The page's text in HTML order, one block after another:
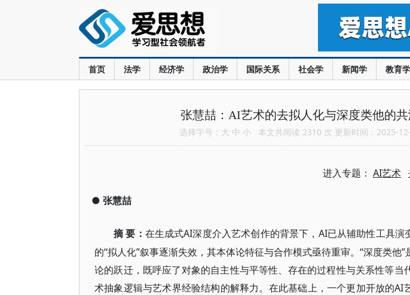
首页 法学 经济学 政治学 国际关系 社会学 新闻学 教育学
张慧喆：AI艺术的去拟人化与深度类他的共
选择字号： 大 中 小 本文共阅读 2310 次 更新时间：2025-
进入专题： AI艺术
● 张慧喆
摘 要： 在生成式AI深度介入艺术创作的背景下，AI已从辅助性工具演
的“拟人化”叙事逐渐失效，其本体论特征与合作模式亟待重审。“深度类他
论的跃迁，既呼应了对象的自主性与平等性、存在的过程性与关系性等当
术抽象逻辑与艺术界经验结构的解释力。在此基础上，一个更加开放的AI